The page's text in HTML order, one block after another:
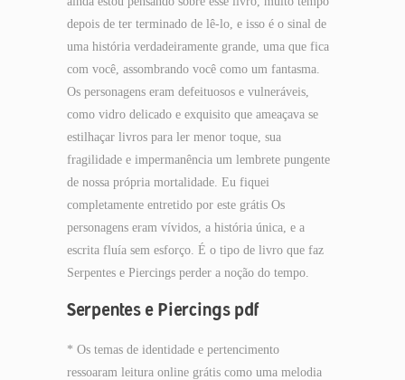
depois de ter terminado de lê-lo, e isso é o sinal de
uma história verdadeiramente grande, uma que fica
com você, assombrando você como um fantasma.
Os personagens eram defeituosos e vulneráveis,
como vidro delicado e exquisito que ameaçava se
estilhaçar livros para ler menor toque, sua
fragilidade e impermanência um lembrete pungente
de nossa própria mortalidade. Eu fiquei
completamente entretido por este grátis Os
personagens eram vívidos, a história única, e a
escrita fluía sem esforço. É o tipo de livro que faz
Serpentes e Piercings perder a noção do tempo.
Serpentes e Piercings pdf
* Os temas de identidade e pertencimento
ressoaram leitura online grátis como uma melodia